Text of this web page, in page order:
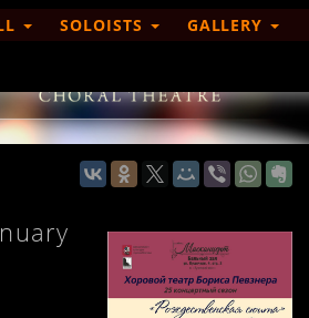
SOLOISTS
GALLERY